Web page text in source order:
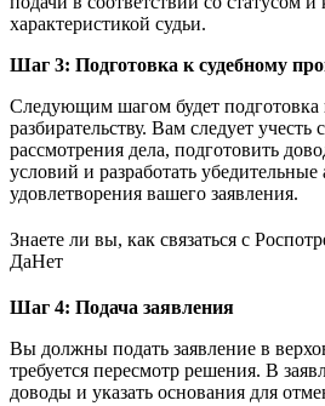
характеристикой судьи.
Шаг 3: Подготовка к судебному
Следующим шагом будет подготовка
разбирательству. Вам следует
рассмотрения дела, подготовить
условий и разработать
удовлетворения вашего заявления.
Знаете ли вы, как связаться с
ДаНет
Шаг 4: Подача заявления
Вы должны подать заявление в
требуется пересмотр решения. В
доводы и указать основания для